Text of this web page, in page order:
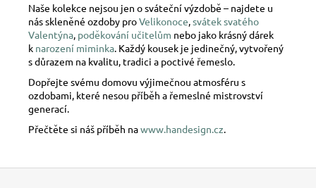
Naše kolekce nejsou jen o sváteční výzdobě – najdete u
nás skleněné ozdoby proVelikonoce,svátek svatého
Valentýna, poděkování učitelům nebo jako krásný dárek
k narození miminka. Každý kousek je jedinečný, vytvořený
s důrazem na kvalitu, tradici a poctivé řemeslo.
Dopřejte svému domovu výjimečnou atmosféru s
ozdobami, které nesou příběh a řemeslné mistrovství
generací.
Přečtěte si náš příběh nawww.handesign.cz.